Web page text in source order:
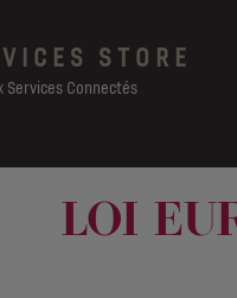
STORE
Services Connectés
LOI